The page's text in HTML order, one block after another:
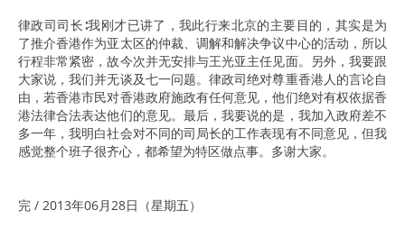
律政司司长∶我刚才已讲了，我此行来北京的主要目的，其实是为
了推介香港作为亚太区的仲裁、调解和解决争议中心的活动，所以
行程非常紧密，故今次并无安排与王光亚主任见面。另外，我要跟
大家说，我们并无谈及七一问题。律政司绝对尊重香港人的言论自
由，若香港市民对香港政府施政有任何意见，他们绝对有权依据香
港法律合法表达他们的意见。最后，我要说的是，我加入政府差不
多一年，我明白社会对不同的司局长的工作表现有不同意见，但我
感觉整个班子很齐心，都希望为特区做点事。多谢大家。
完 / 2013年06月28日（星期五）